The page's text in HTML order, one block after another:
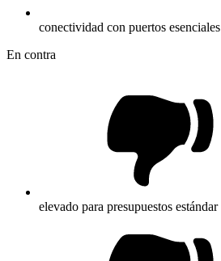
conectividad con puertos esenciales
En contra
elevado para presupuestos estándar